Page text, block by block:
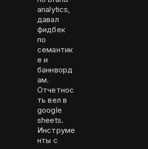
analytics,
давал
фидбек
по
семантик
е и
баннворд
ам.
Отчетнос
ть вел в
google
sheets.
Инструме
нты с